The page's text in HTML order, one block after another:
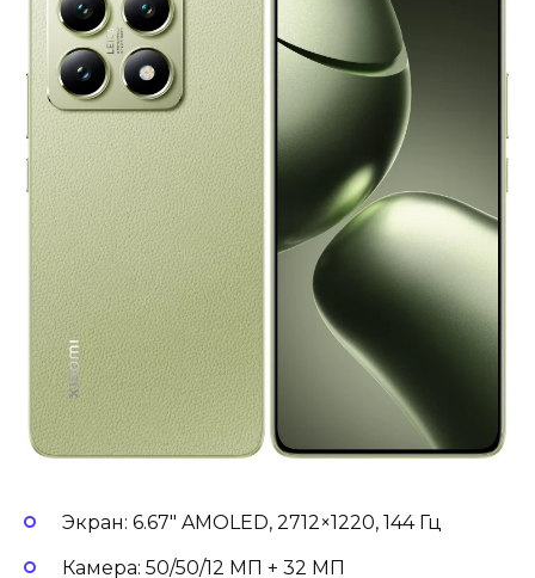
Экран: 6.67″ AMOLED, 2712×1220, 144 Гц
Камера: 50/50/12 МП + 32 МП